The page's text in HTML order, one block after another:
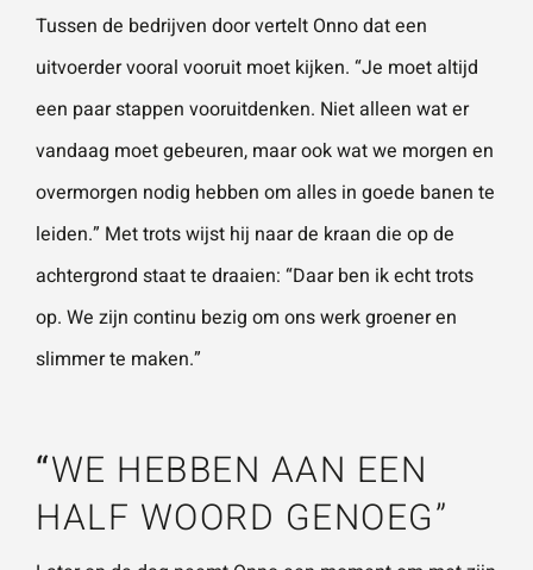
Tussen de bedrijven door vertelt Onno dat een
uitvoerder vooral vooruit moet kijken. “Je moet altijd
een paar stappen vooruitdenken. Niet alleen wat er
vandaag moet gebeuren, maar ook wat we morgen en
overmorgen nodig hebben om alles in goede banen te
leiden.” Met trots wijst hij naar de kraan die op de
achtergrond staat te draaien: “Daar ben ik echt trots
op. We zijn continu bezig om ons werk groener en
slimmer te maken.”
“WE HEBBEN AAN EEN
HALF WOORD GENOEG”